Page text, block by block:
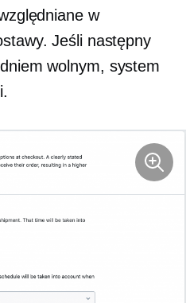
w
Jeśli następny
wolnym, system